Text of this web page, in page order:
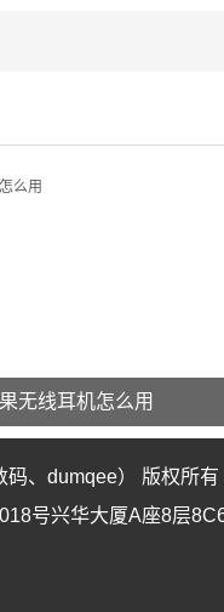
无线耳机怎么用
无线耳机怎么用
是一款苹果无线耳机，全
耳机虽然时尚
码、 dumqee） 版权所有
号兴华大厦A座8层